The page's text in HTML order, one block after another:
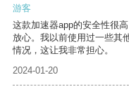
游客
这款加速器app的安全性很
放心。我以前使用过一些其
情况，这让我非常担心。
2024-01-20